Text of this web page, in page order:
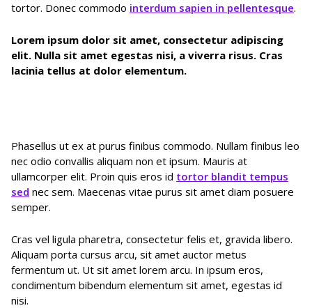
tortor. Donec commodo interdum sapien in pellentesque.
Lorem ipsum dolor sit amet, consectetur adipiscing
elit. Nulla sit amet egestas nisi, a viverra risus. Cras
lacinia tellus at dolor elementum.
Phasellus ut ex at purus finibus commodo. Nullam finibus leo
nec odio convallis aliquam non et ipsum. Mauris at
ullamcorper elit. Proin quis eros id tortor blandit tempus
sed nec sem. Maecenas vitae purus sit amet diam posuere
semper.
Cras vel ligula pharetra, consectetur felis et, gravida libero.
Aliquam porta cursus arcu, sit amet auctor metus
fermentum ut. Ut sit amet lorem arcu. In ipsum eros,
condimentum bibendum elementum sit amet, egestas id
nisi.